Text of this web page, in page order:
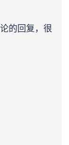
的回复，很